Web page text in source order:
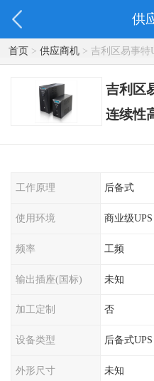
供
首页> 供应商机> 吉利区易事特
吉利区
连续性
工作原理 后备式
使用环境 商业级UPS
频率 工频
输出插座(国标) 未知
加工定制 否
设备类型 后备式UPS
外形尺寸 未知